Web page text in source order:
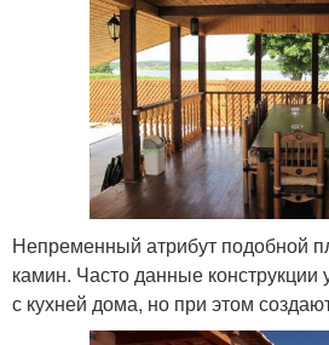
Непременный атрибут подобной
камин. Часто данные
с кухней дома, но при этом